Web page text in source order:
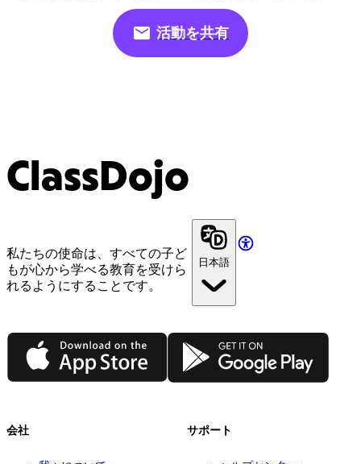
活動を共有
ClassDojo
私たちの使命は、すべての子ど
もが心から学べる教育を受けら
れるようにすることです。
日本語
App Store Google Play
会社 サポート